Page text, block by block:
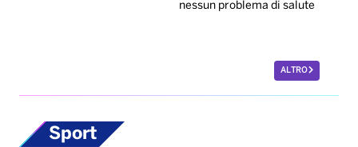
nessun problema di salute
ALTRO
Sport